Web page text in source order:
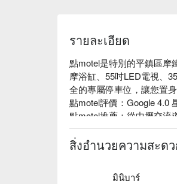
รายละเอียด
點motel是特別的平鎮區摩
摩浴缸、55吋LED電視、
全的專屬停車位，讓您置
點motel評價：Google 4.0
點motel推薦：從中壢交流
KTV 房，提供給您不一樣
點motel優惠、點motel住
สิ่งอำนวยความสะด
มินิบาร์